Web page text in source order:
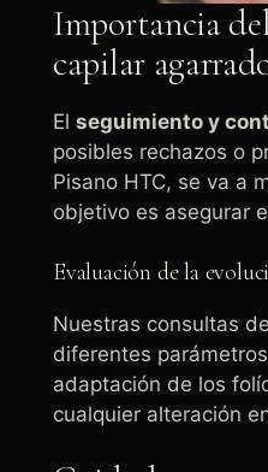
Importancia
capilar
El seguimiento y
posibles rechazos o
Pisano HTC, se va a
objetivo es asegurar
Evaluación de la
Nuestras consultas
diferentes
adaptación de los
cualquier alteración